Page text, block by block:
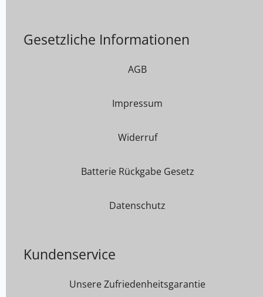
Gesetzliche Informationen
AGB
Impressum
Widerruf
Batterie Rückgabe Gesetz
Datenschutz
Kundenservice
Unsere Zufriedenheitsgarantie